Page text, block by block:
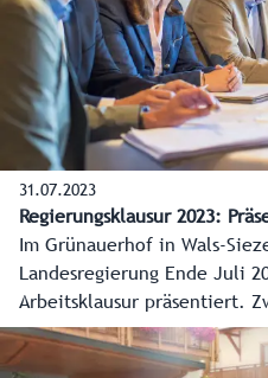
Ziel ist es jedoch, bei
tatsächlich nur bei rund
31.07.2023
Regierungsklausur 2023:
Im Grünauerhof in Wals-
Landesregierung Ende Juli
Arbeitsklausur präsentiert.
gemeinsam konkrete
Wohnen, Arbeitsmarkt